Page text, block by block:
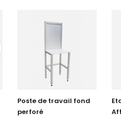
Poste de travail fond
perforé